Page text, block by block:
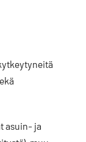
asuin- ja